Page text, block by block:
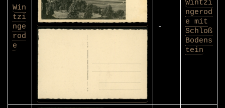
Win
tzi
nge
rod
e
-
Wintzi
ngerod
e mit
Schloß
Bodens
tein